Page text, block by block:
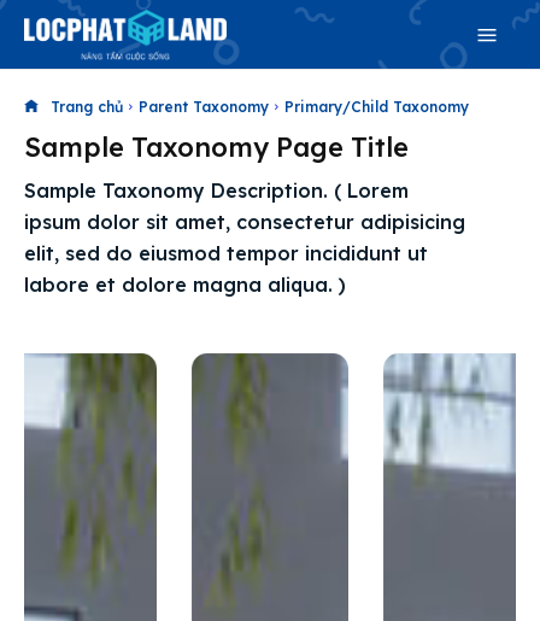
Search
Search
Phiên bản cập nhật V3
& tìm kiếm nhanh chóng hơn
Trang chủ
Dự án
Mua bán
Cho thuê
Thị trường
Trang chủ Parent Taxonomy Primary/Child Taxonomy
Sample Taxonomy Page Title
Sample Taxonomy Description. ( Lorem
ipsum dolor sit amet, consectetur adipisicing
elit, sed do eiusmod tempor incididunt ut
labore et dolore magna aliqua. )